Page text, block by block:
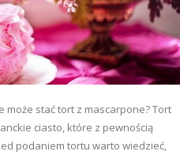
może stać tort z mascarpone? Tort
ciasto, które z pewnością
podaniem tortu warto wiedzieć,